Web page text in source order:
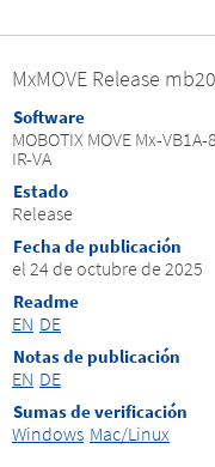
MxMOVE Release
Software
MOBOTIX MOVE Mx-
IR-VA
Estado
Release
Fecha de publicación
el 24 de octubre de 2025
Readme
EN DE
Notas de publicación
EN DE
Sumas de verificación
Windows Mac/Linux